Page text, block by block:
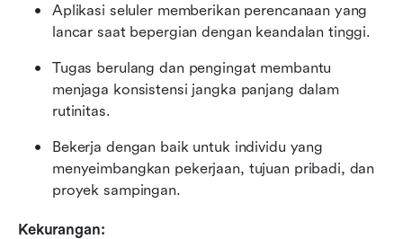
Aplikasi seluler memberikan perencanaan yang
lancar saat bepergian dengan keandalan tinggi.
Tugas berulang dan pengingat membantu
menjaga konsistensi jangka panjang dalam
rutinitas.
Bekerja dengan baik untuk individu yang
menyeimbangkan pekerjaan, tujuan pribadi, dan
proyek sampingan.
Kekurangan: